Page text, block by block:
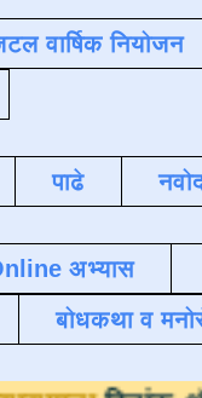
वार्षिक नियोजन
पाढे
अभ्यास
बोधकथा व